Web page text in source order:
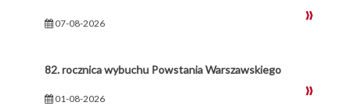
07-08-2026
82. rocznica wybuchu Powstania Warszawskiego
01-08-2026